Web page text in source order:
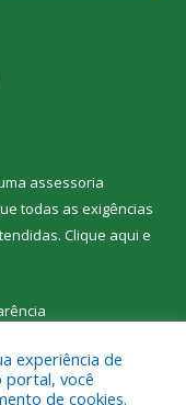
assessoria
todas as exigências
Clique aqui e
experiência de
portal, você
de cookies.